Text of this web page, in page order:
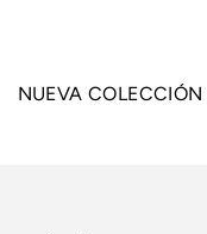
NUEVA COLECCIÓN